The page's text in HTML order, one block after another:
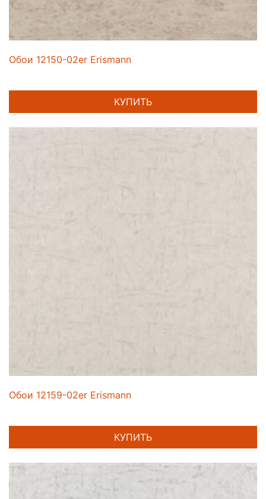
Обои 12150-02er Erismann
КУПИТЬ
Обои 12159-02er Erismann
КУПИТЬ